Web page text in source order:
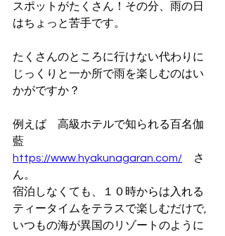
スポットがたくさん！その分、雨の日
はちょっと苦手です。
たくさんのところに行けない代わりに
じっくりと一か所で雨を楽しむのはい
かがですか？
例えば　高級ホテルで知られる百名伽
藍
https://www.hyakunagaran.com/
さ
ん。
宿泊しなくても、１０時からは入れる
ティータイムをテラスで楽しむだけで,
いつもの海が異国のリゾートのように